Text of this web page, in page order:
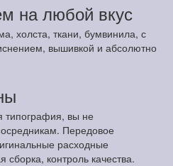
на любой вкус
холста, ткани, бумвинила, с
вышивкой и абсолютно
типография, вы не
Передовое
расходные
сборка, контроль качества.